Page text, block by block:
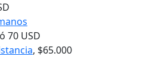
70 USD
, $65.000